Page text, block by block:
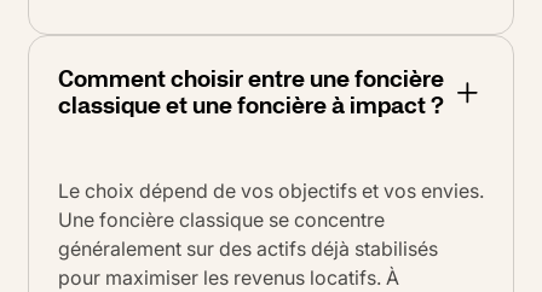
Comment choisir entre une foncière
classique et une foncière à impact ?
Le choix dépend de vos objectifs et vos envies.
Une foncière classique se concentre
généralement sur des actifs déjà stabilisés
pour maximiser les revenus locatifs. À